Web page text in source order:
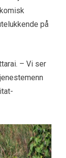
på
– Vi ser